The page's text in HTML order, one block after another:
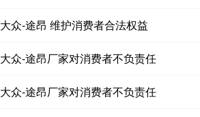
大众-途昂 维护消费者合法权益
大众-途昂厂家对消费者不负责任
大众-途昂厂家对消费者不负责任